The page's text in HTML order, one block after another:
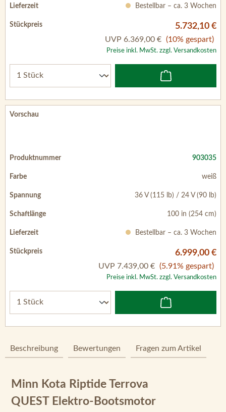
Bestellbar – ca. 3 Wochen
5.732,10 €
UVP 6.369,00 € (10% gespart)
Preise inkl. MwSt. zzgl. Versandkosten
903035
weiß
36 V (115 lb) / 24 V (90 lb)
100 in (254 cm)
Bestellbar – ca. 3 Wochen
6.999,00 €
UVP 7.439,00 € (5.91% gespart)
Preise inkl. MwSt. zzgl. Versandkosten
Beschreibung Bewertungen Fragen zum Artikel
Minn Kota Riptide Terrova
QUEST Elektro-Bootsmotor